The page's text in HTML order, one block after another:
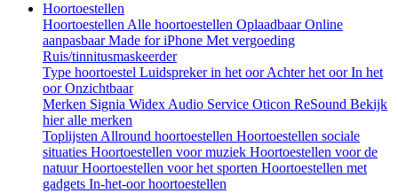
Hoortoestellen
HoortoestellenAlle hoortoestellen OplaadbaarOnline
aanpasbaarMade for iPhone Met vergoeding
Ruis/tinnitusmaskeerder
Type hoortoestel Luidspreker in het oorAchter het oorIn het
oorOnzichtbaar
Merken Signia WidexAudio Service Oticon ReSound Bekijk
hier alle merken
ToplijstenAllround hoortoestellen Hoortoestellen sociale
situaties Hoortoestellen voor muziek Hoortoestellen voor de
natuurHoortoestellen voor het sporten Hoortoestellen met
gadgets In-het-oor hoortoestellen